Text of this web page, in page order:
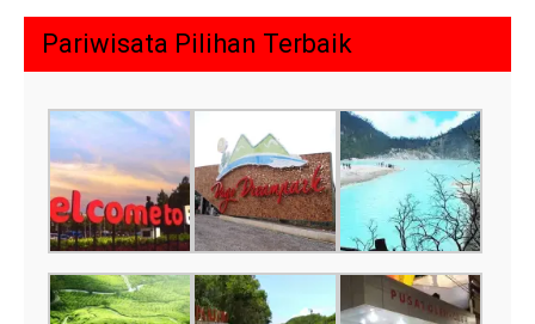
Pariwisata Pilihan Terbaik